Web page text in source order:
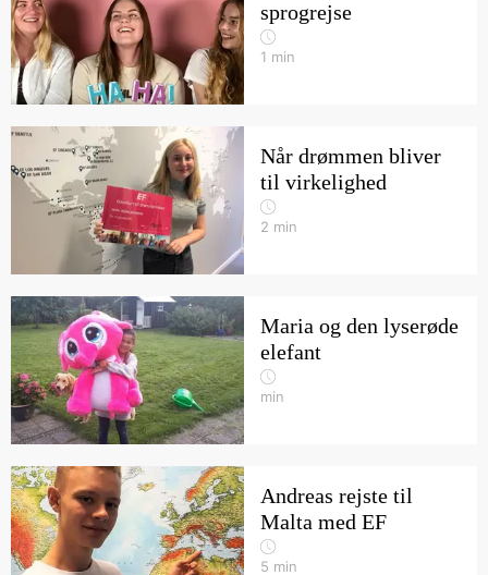
sprogrejse
1 min
Når drømmen bliver
til virkelighed
2 min
Maria og den lyserøde
elefant
min
Andreas rejste til
Malta med EF
5 min